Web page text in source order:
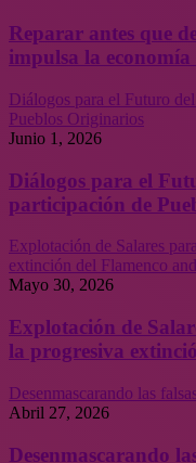
Reparar antes que
impulsa la
Diálogos para el Futuro
Pueblos Originarios
Junio 1, 2026
Diálogos para el
participación de
Explotación de Salares
extinción del Flamenco
Mayo 30, 2026
Explotación de
la progresiva
Desenmascarando las
Abril 27, 2026
Desenmascarando